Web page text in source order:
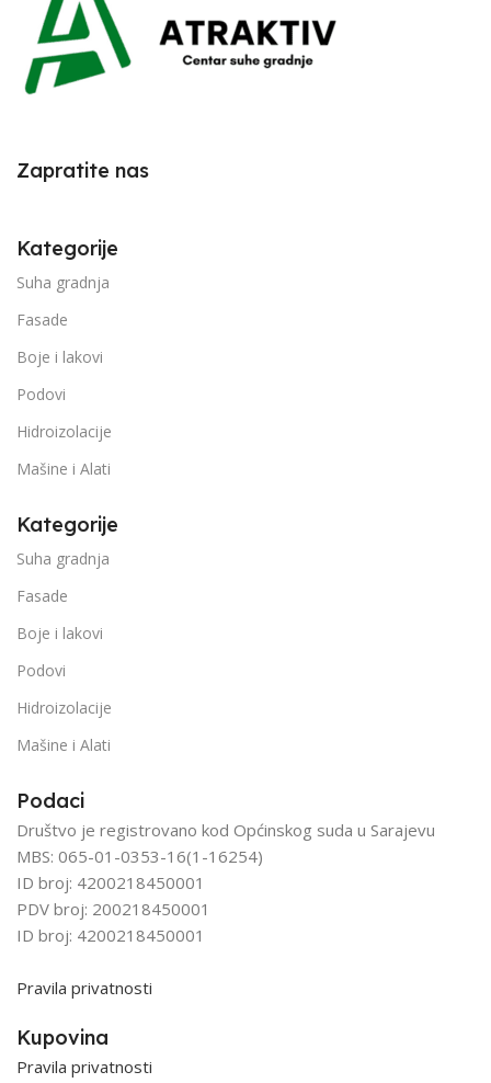
Zapratite nas
Kategorije
Suha gradnja
Fasade
Boje i lakovi
Podovi
Hidroizolacije
Mašine i Alati
Kategorije
Suha gradnja
Fasade
Boje i lakovi
Podovi
Hidroizolacije
Mašine i Alati
Podaci
Društvo je registrovano kod Općinskog suda u Sarajevu
MBS: 065-01-0353-16(1-16254)
ID broj: 4200218450001
PDV broj: 200218450001
ID broj: 4200218450001
Pravila privatnosti
Kupovina
Pravila privatnosti